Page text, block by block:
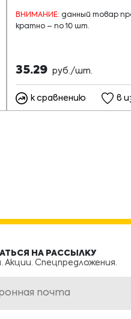
ВНИМАНИЕ: данный товар
кратно – по 10 шт.
35.29 руб./шт.
к сравнению в
НА РАССЫЛКУ
Акции. Спецпредложения.